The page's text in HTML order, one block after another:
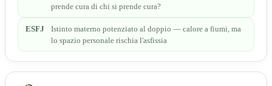
prende cura di chi si prende cura?
ESFJ
Istinto materno potenziato al doppio — calore a fiumi, ma
lo spazio personale rischia l'asfissia